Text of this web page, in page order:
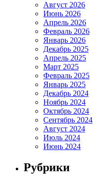
Август 2026
Июнь 2026
Апрель 2026
Февраль 2026
Январь 2026
Декабрь 2025
Апрель 2025
Март 2025
Февраль 2025
Январь 2025
Декабрь 2024
Ноябрь 2024
Октябрь 2024
Сентябрь 2024
Август 2024
Июль 2024
Июнь 2024
Рубрики